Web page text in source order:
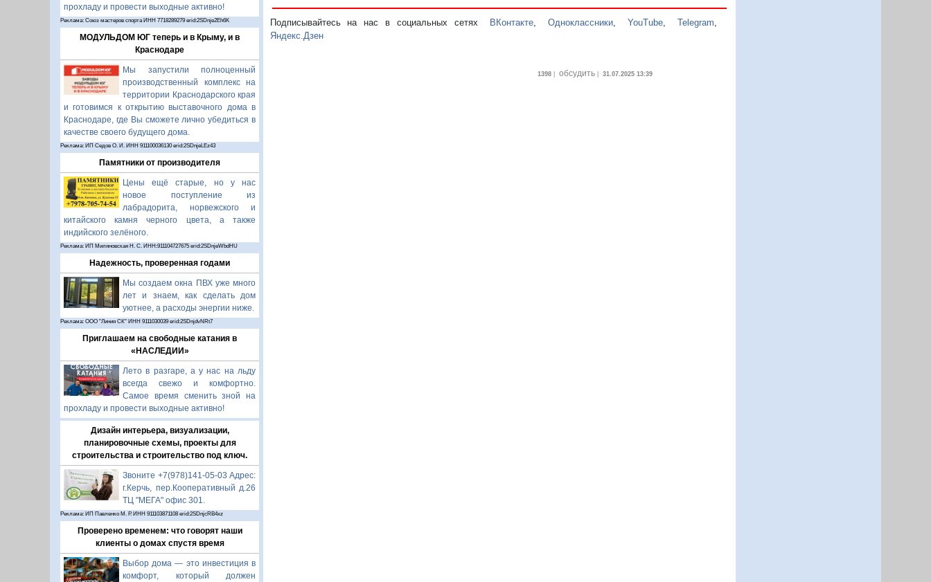
прохладу и провести выходные активно!
Реклама: Союз мастеров спорта ИНН 7718289279 erid:2SDnje2Eh6K
МОДУЛЬДОМ ЮГ теперь и в Крыму, и в
Краснодаре
Мы запустили полноценный
производственный комплекс на
территории Краснодарского края
и готовимся к открытию выставочного дома в
Краснодаре, где Вы сможете лично убедиться в
качестве своего будущего дома.
Реклама: ИП Седов О. И. ИНН 911100036130 erid:2SDnjeLEz43
Памятники от производителя
Цены ещё старые, но у нас
новое поступление из
лабрадорита, норвежского и
китайского камня черного цвета, а также
индийского зелёного.
Реклама: ИП Миляновская Н. С. ИНН:911104727675 erid:2SDnjeWbdHU
Надежность, проверенная годами
Мы создаем окна ПВХ уже много
лет и знаем, как сделать дом
уютнее, а расходы энергии ниже.
Реклама: ООО "Линия СК" ИНН 9111030039 erid:2SDnjdvNRt7
Приглашаем на свободные катания в
«НАСЛЕДИИ»
Лето в разгаре, а у нас на льду
всегда свежо и комфортно.
Самое время сменить зной на
прохладу и провести выходные активно!
Дизайн интерьера, визуализации,
планировочные схемы, проекты для
строительства и строительство под ключ.
Звоните +7(978)141-05-03 Адрес:
г.Керчь, пер.Кооперативный д.26
ТЦ "МЕГА" офис 301.
Реклама: ИП Павленко М. Р. ИНН 911103871108 erid:2SDnjcRB4xz
Проверено временем: что говорят наши
клиенты о домах спустя время
Выбор дома — это инвестиция в
комфорт, который должен
Подписывайтесь на нас в социальных сетях ВКонтакте, Одноклассники,YouTube,Telegram,
Яндекс.Дзен
1398| обсудить| 31.07.2025 13:39